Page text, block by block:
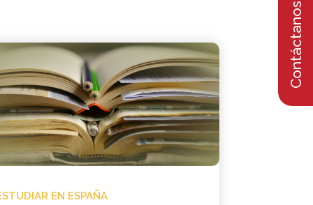
Contáctanos
EN ESPAÑA